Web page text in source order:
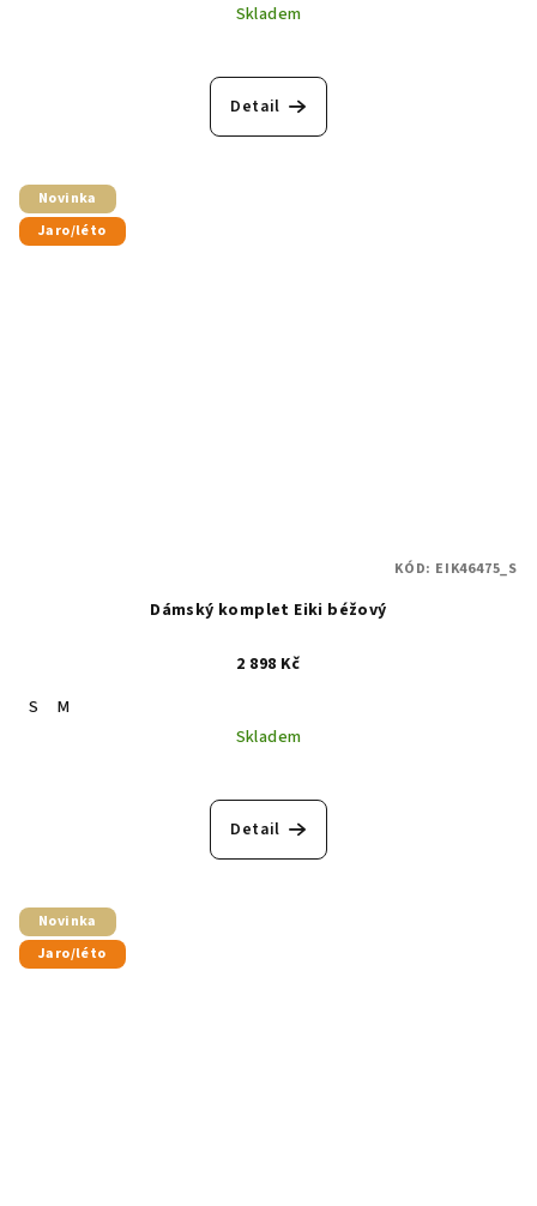
Skladem
Detail
Novinka
Jaro/léto
Dámský komplet Eiki béžový
2 898 Kč
S
M
Skladem
Detail
KÓD: EIK46475_S
Novinka
Jaro/léto